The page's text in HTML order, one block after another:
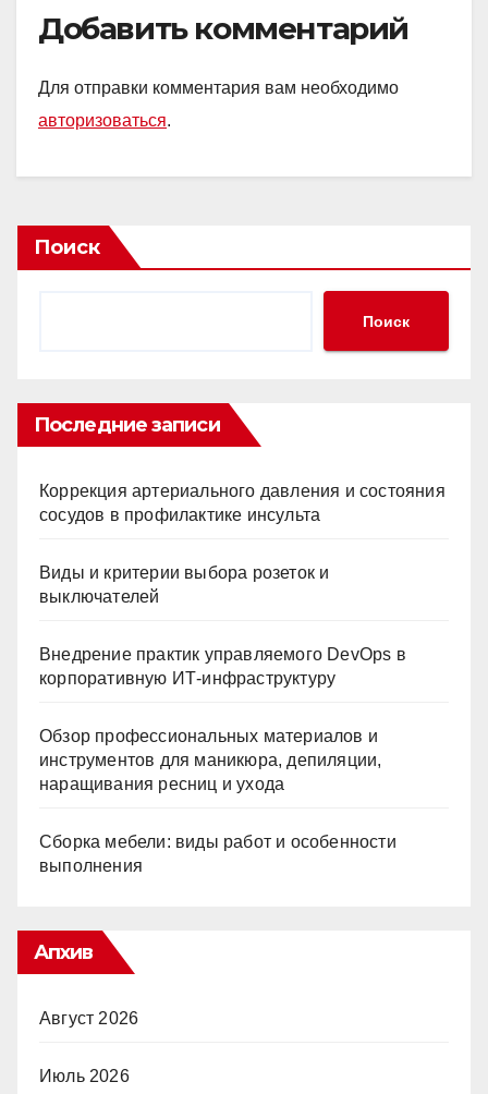
Добавить комментарий
Для отправки комментария вам необходимо
авторизоваться.
Поиск
Поиск
Последние записи
Коррекция артериального давления и состояния
сосудов в профилактике инсульта
Виды и критерии выбора розеток и
выключателей
Внедрение практик управляемого DevOps в
корпоративную ИТ-инфраструктуру
Обзор профессиональных материалов и
инструментов для маникюра, депиляции,
наращивания ресниц и ухода
Сборка мебели: виды работ и особенности
выполнения
Апхив
Август 2026
Июль 2026